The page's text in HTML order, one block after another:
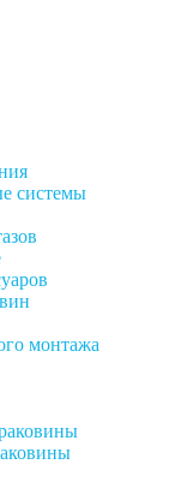
системы
монтажа